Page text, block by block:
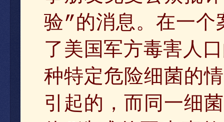
验”的消息。在一个
了美国军方毒害人
种特定危险细菌的
引起的，而同一细